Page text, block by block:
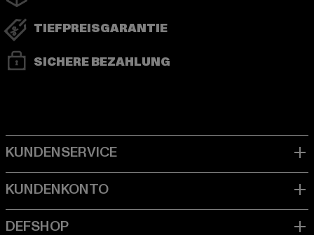
TIEFPREISGARANTIE
SICHERE BEZAHLUNG